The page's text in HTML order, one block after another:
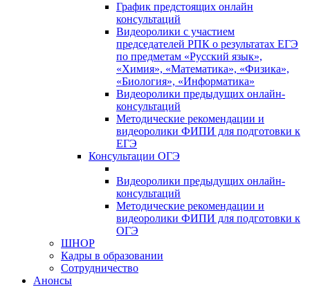
График предстоящих онлайн
консультаций
Видеоролики с участием
председателей РПК о результатах ЕГЭ
по предметам «Русский язык»,
«Химия», «Математика», «Физика»,
«Биология», «Информатика»
Видеоролики предыдущих онлайн-
консультаций
Методические рекомендации и
видеоролики ФИПИ для подготовки к
ЕГЭ
Консультации ОГЭ
Видеоролики предыдущих онлайн-
консультаций
Методические рекомендации и
видеоролики ФИПИ для подготовки к
ОГЭ
ШНОР
Кадры в образовании
Сотрудничество
Анонсы